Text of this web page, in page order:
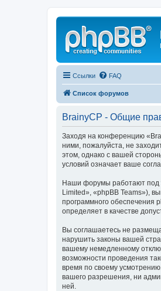
Ссылки FAQ
Список форумов
BrainyCP - Общие
Заходя на конференцию
ними, пожалуйста, не
этом, однако с вашей
условий означает ваше
Наши форумы работают под
Limited», «phpBB Teams»),
программного обеспечения
определяет в качестве
Вы соглашаетесь не
нарушить законы вашей
вашему немедленному
возможности проведения
время по своему
вашего разрешения, ни
ней.